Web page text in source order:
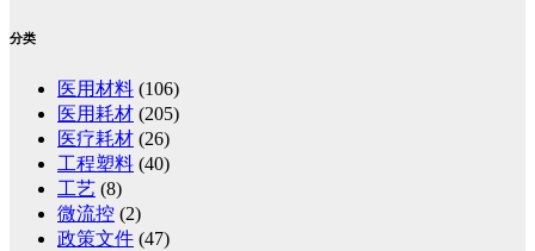
分类
医用材料 (106)
医用耗材 (205)
医疗耗材 (26)
工程塑料 (40)
工艺 (8)
微流控 (2)
政策文件 (47)